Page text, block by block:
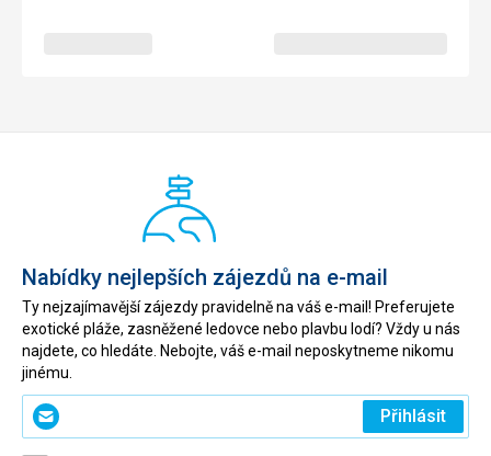
Nabídky nejlepších zájezdů na e-mail
Ty nejzajímavější zájezdy pravidelně na váš e-mail! Preferujete
exotické pláže, zasněžené ledovce nebo plavbu lodí? Vždy u nás
najdete, co hledáte. Nebojte, váš e-mail neposkytneme nikomu
jinému.
Zadejte
svůj
Přihlásit